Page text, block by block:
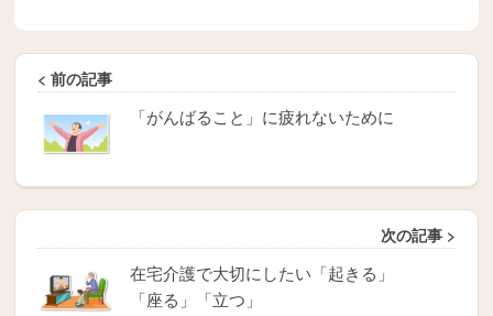
< 前の記事
「がんばること」に疲れないために
次の記事 >
在宅介護で大切にしたい「起きる」
「座る」「立つ」